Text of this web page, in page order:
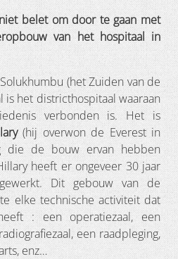
belet om door te gaan met
van het hospitaal in
(het Zuiden van de
is het districthospitaal waaraan
verbonden is. Het is
(hij overwon de Everest in
die de bouw ervan hebben
heeft er ongeveer 30 jaar
Dit gebouw van de
elke technische activiteit dat
: een operatiezaal, een
een raadpleging,
enz…